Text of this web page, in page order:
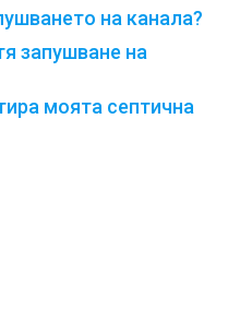
на канала?
запушване на
моята септична